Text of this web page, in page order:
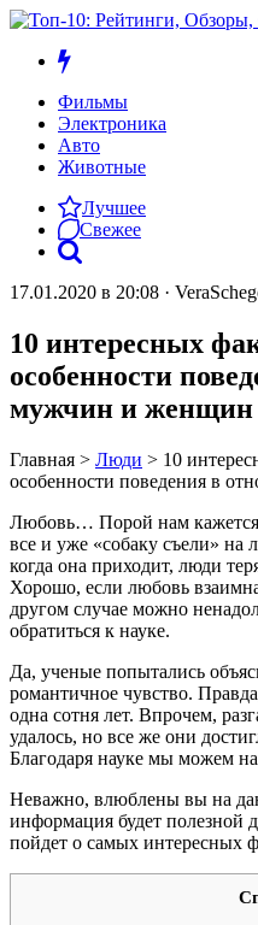
Фильмы
Электроника
Авто
Животные
Лучшее
Свежее
17.01.2020 в 20:08 ·
10 интересных
особенности
мужчин и женщин
Главная > Люди > 10
особенности поведения в
Любовь… Порой нам
все и уже «собаку съели»
когда она приходит, люди
Хорошо, если любовь
другом случае можно
обратиться к науке.
Да, ученые попытались
романтичное чувство.
одна сотня лет. Впрочем,
удалось, но все же они
Благодаря науке мы можем
Неважно, влюблены вы на
информация будет полезной
пойдет о самых интересных